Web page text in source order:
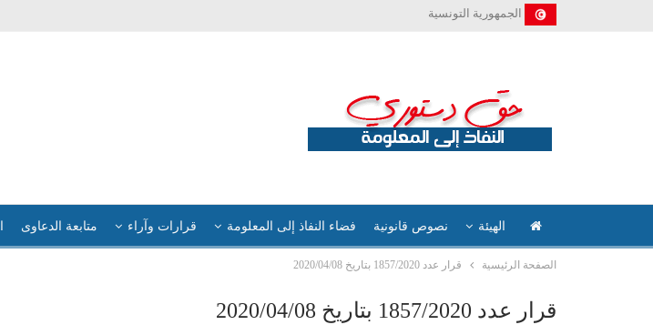
الجمهورية التونسية
الهيئة نصوص قانونية فضاء النفاذ إلى المعلومة قرارات وآراء متابعة الدعاوى
الصفحة الرئيسية قرار عدد 1857/2020 بتاريخ 2020/04/08
قرار عدد 1857/2020 بتاريخ 2020/04/08